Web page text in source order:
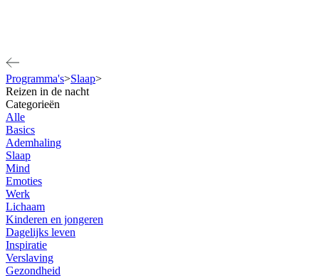
Programma's>Slaap>
Reizen in de nacht
Categorieën
Alle
Basics
Ademhaling
Slaap
Mind
Emoties
Werk
Lichaam
Kinderen en jongeren
Dagelijks leven
Inspiratie
Verslaving
Gezondheid